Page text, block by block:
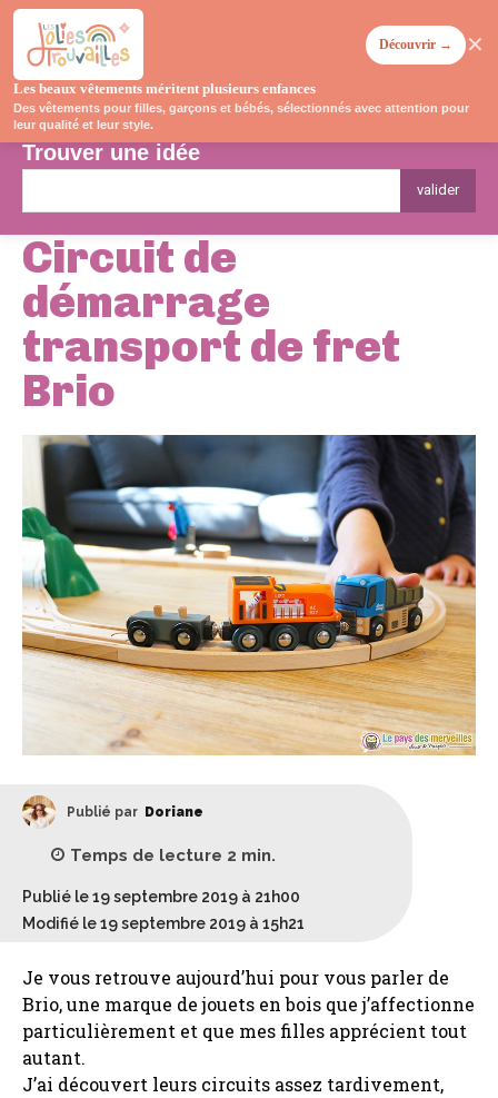
Trouver une idée
valider
Circuit de
démarrage
transport de fret
Brio
Publié par Doriane
Temps de lecture 2 min.
Publié le 19 septembre 2019 à 21h00
Modifié le 19 septembre 2019 à 15h21
Je vous retrouve aujourd’hui pour vous parler de
Brio, une marque de jouets en bois que j’affectionne
particulièrement et que mes filles apprécient tout
autant.
J’ai découvert leurs circuits assez tardivement,
Les beaux vêtements méritent plusieurs enfances
Des vêtements pour filles, garçons et bébés, sélectionnés avec attention pour
leur qualité et leur style.
Découvrir → ✕